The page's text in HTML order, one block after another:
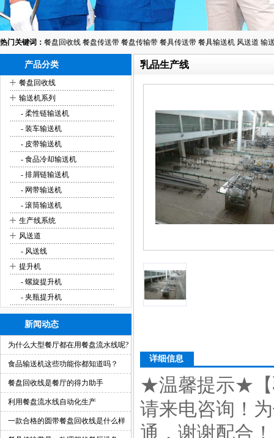
热门关键词： 餐盘回收线 餐盘传送带 餐盘传输带 餐具传送带 餐具输送机 风送道 输
产品分类
+ 餐盘回收线
+ 输送机系列
- 柔性链输送机
- 装车输送机
- 皮带输送机
- 食品冷却输送机
- 排屑链输送机
- 网带输送机
- 滚筒输送机
+ 生产线系统
+ 风送道
- 风送线
+ 提升机
- 螺旋提升机
- 夹瓶提升机
新闻动态
为什么大型餐厅都在用餐盘流水线呢?
食品输送机这些功能你都知道吗？
餐盘回收线是餐厅的得力助手
利用餐盘流水线自动化生产
一款合格的圆带餐盘回收线是什么样
乳品生产线
详细信息
★温馨提示★【
请来电咨询！
通，谢谢配合